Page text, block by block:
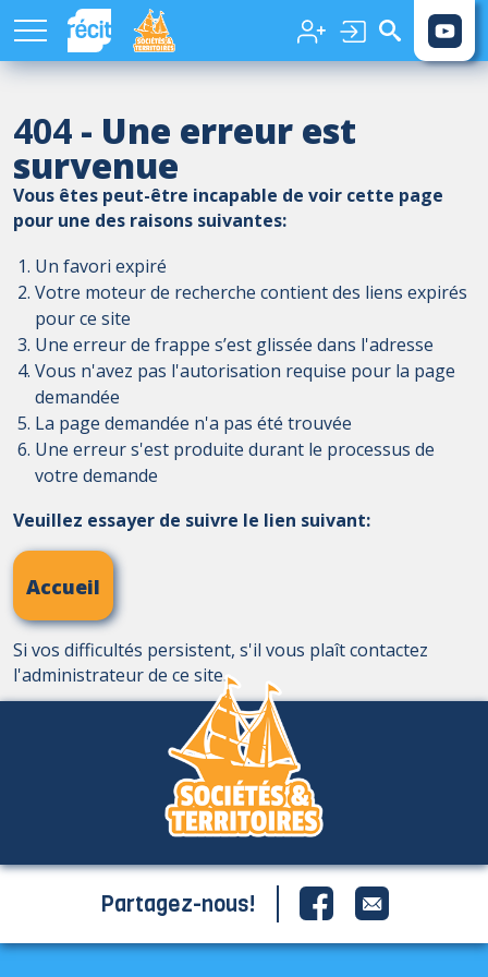
Aller au contenu principal
404 - Une erreur est
survenue
Vous êtes peut-être incapable de voir cette page
pour une des raisons suivantes:
Un favori expiré
Votre moteur de recherche contient des liens expirés
pour ce site
Une erreur de frappe s’est glissée dans l'adresse
Vous n'avez pas l'autorisation requise pour la page
demandée
La page demandée n'a pas été trouvée
Une erreur s'est produite durant le processus de
votre demande
Veuillez essayer de suivre le lien suivant:
Accueil
Si vos difficultés persistent, s'il vous plaît contactez
l'administrateur de ce site.
Partagez-nous!